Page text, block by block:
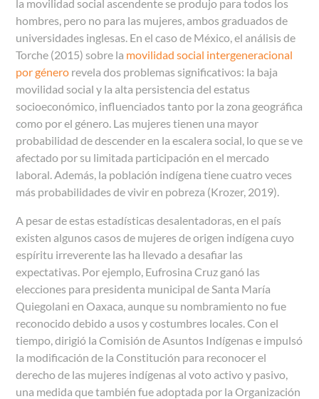
la movilidad social ascendente se produjo para todos los
hombres, pero no para las mujeres, ambos graduados de
universidades inglesas. En el caso de México, el análisis de
Torche (2015) sobre la movilidad social intergeneracional
por género revela dos problemas significativos: la baja
movilidad social y la alta persistencia del estatus
socioeconómico, influenciados tanto por la zona geográfica
como por el género. Las mujeres tienen una mayor
probabilidad de descender en la escalera social, lo que se ve
afectado por su limitada participación en el mercado
laboral. Además, la población indígena tiene cuatro veces
más probabilidades de vivir en pobreza (Krozer, 2019).
A pesar de estas estadísticas desalentadoras, en el país
existen algunos casos de mujeres de origen indígena cuyo
espíritu irreverente las ha llevado a desafiar las
expectativas. Por ejemplo, Eufrosina Cruz ganó las
elecciones para presidenta municipal de Santa María
Quiegolani en Oaxaca, aunque su nombramiento no fue
reconocido debido a usos y costumbres locales. Con el
tiempo, dirigió la Comisión de Asuntos Indígenas e impulsó
la modificación de la Constitución para reconocer el
derecho de las mujeres indígenas al voto activo y pasivo,
una medida que también fue adoptada por la Organización